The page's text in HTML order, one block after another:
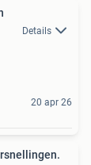
Details
20 apr 26